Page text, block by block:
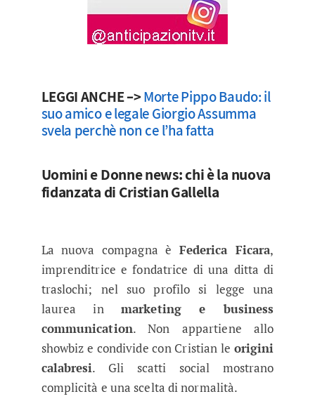
LEGGI ANCHE –>Morte Pippo Baudo: il
suo amico e legale Giorgio Assumma
svela perchè non ce l’ha fatta
Uomini e Donne news: chi è la nuova
fidanzata di Cristian Gallella
La nuova compagna è Federica Ficara,
imprenditrice e fondatrice di una ditta di
traslochi; nel suo profilo si legge una
laurea in marketing e business
communication. Non appartiene allo
showbiz e condivide con Cristian le origini
calabresi. Gli scatti social mostrano
complicità e una scelta di normalità.